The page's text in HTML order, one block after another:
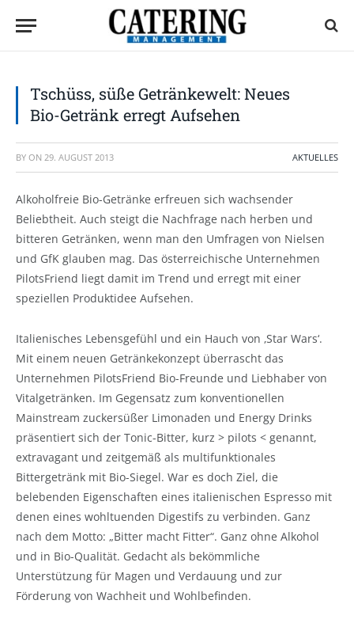
Tschüss, süße Getränkewelt: Neues
Bio-Getränk erregt Aufsehen
BY ON 29. AUGUST 2013 AKTUELLES
Alkoholfreie Bio-Getränke erfreuen sich wachsender
Beliebtheit. Auch steigt die Nachfrage nach herben und
bitteren Getränken, wenn man den Umfragen von Nielsen
und GfK glauben mag. Das österreichische Unternehmen
PilotsFriend liegt damit im Trend und erregt mit einer
speziellen Produktidee Aufsehen.
Italienisches Lebensgefühl und ein Hauch von ‚Star Wars‘.
Mit einem neuen Getränkekonzept überrascht das
Unternehmen PilotsFriend Bio-Freunde und Liebhaber von
Vitalgetränken. Im Gegensatz zum konventionellen
Mainstream zuckersüßer Limonaden und Energy Drinks
präsentiert sich der Tonic-Bitter, kurz > pilots < genannt,
extravagant und zeitgemäß als multifunktionales
Bittergetränk mit Bio-Siegel. War es doch Ziel, die
belebenden Eigenschaften eines italienischen Espresso mit
denen eines wohltuenden Digestifs zu verbinden. Ganz
nach dem Motto: „Bitter macht Fitter“. Ganz ohne Alkohol
und in Bio-Qualität. Gedacht als bekömmliche
Unterstützung für Magen und Verdauung und zur
Förderung von Wachheit und Wohlbefinden.